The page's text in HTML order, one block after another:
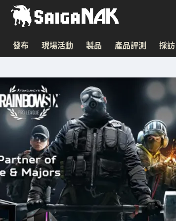
發布 現場活動 製品 產品評測 採訪